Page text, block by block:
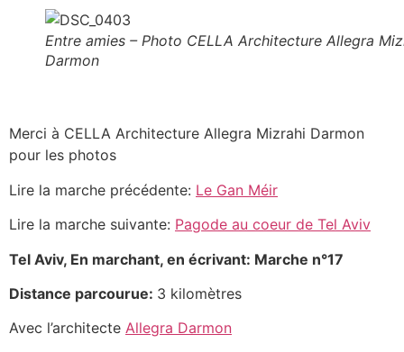
Entre amies – Photo CELLA Architecture Allegra
Darmon
Merci à CELLA Architecture Allegra Mizrahi Darmon
pour les photos
Lire la marche précédente: Le Gan Méir
Lire la marche suivante: Pagode au coeur de Tel Aviv
Tel Aviv, En marchant, en écrivant: Marche n°17
Distance parcourue: 3 kilomètres
Avec l’architecte Allegra Darmon